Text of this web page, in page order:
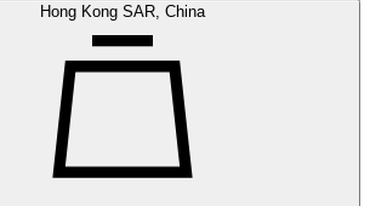
Hong Kong SAR, China